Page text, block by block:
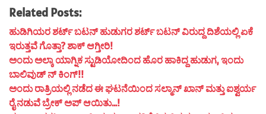
Related Posts:
ಹುಡಿಗಿಯರ ಶರ್ಟ್ ಬಟನ್ ಹುಡುಗರ ಶರ್ಟ್ ಬಟನ್ ವಿರುದ್ದ ದಿಶೆಯಲ್ಲಿ ಏಕೆ
ಇರುತ್ತವೆ ಗೊತ್ತಾ? ಶಾಕ್ ಆಗ್ತೀರಿ!
ಅಂದು ಅಲ್ಕಾ ಯಾಗ್ನಿಕ ಸ್ಟುಡಿಯೋದಿಂದ ಹೊರ ಹಾಕಿದ್ದ ಹುಡುಗ, ಇಂದು
ಬಾಲಿವುಡ್ ನ್ ಕಿಂಗ್!!
ಅಂದು ರಾತ್ರಿಯಲ್ಲಿ ನಡೆದ ಈ ಘಟನೆಯಿಂದ ಸಲ್ಮಾನ್ ಖಾನ್ ಮತ್ತು ಐಶ್ವರ್ಯ
ರೈ ನಡುವೆ ಬ್ರೇಕ್ ಅಪ್ ಆಯಿತು…!